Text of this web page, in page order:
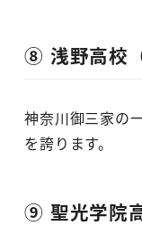
⑧ 浅野高校
神奈川御三家の
を誇ります。
⑨ 聖光学院